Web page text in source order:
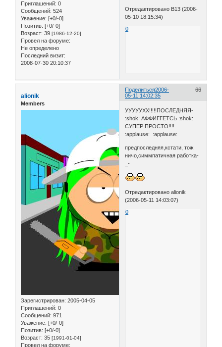
Приглашений: 0
Сообщений: 524
Уважение: [+0/-0]
Позитив: [+0/-0]
Возраст: 39 [1986-12-20]
Провел на форуме:
Не определено
Последний визит:
2008-07-30 20:10:37
Отредактировано B13 (2006-
05-10 18:15:34)
0
Поделиться 66
2006-
05-11 14:02:35
alionik
Members
Зарегистрирован: 2005-04-05
Приглашений: 0
Сообщений: 971
Уважение: [+0/-0]
Позитив: [+0/-0]
Возраст: 35 [1991-01-04]
Провел на форуме:
УУУУУХХ!!!!!ПОСЛЕДНЯЯ-
:shok: АФФИГГЕТСЬ :shok:
СУПЕР ПРОСТО!!!!
:applause: :applause:
предпоследняя,кстати, тож
ничо,симмпатичная работка-
_-
Отредактировано alionik
(2006-05-11 14:03:07)
0